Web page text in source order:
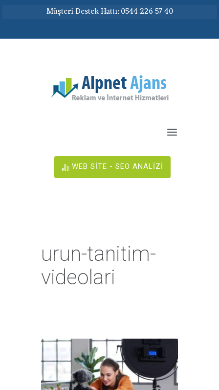
Müşteri Destek Hattı: 0544 226 57 40
WEB SİTE - SEO ANALİZİ
urun-tanitim-
videolari